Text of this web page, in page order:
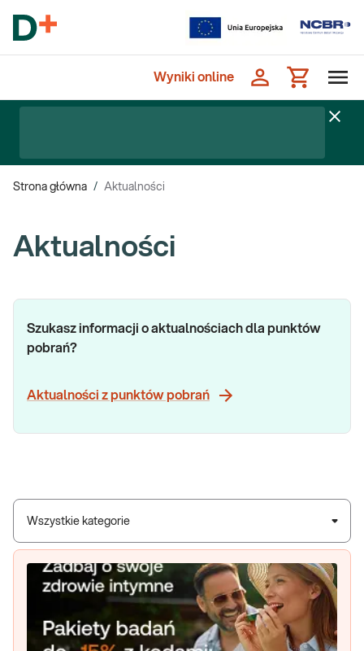
Wyniki online
Strona główna / Aktualności
Aktualności
Wszystkie kategorie
Szukasz informacji o aktualnościach dla punktów
pobrań?
Aktualności z punktów pobrań